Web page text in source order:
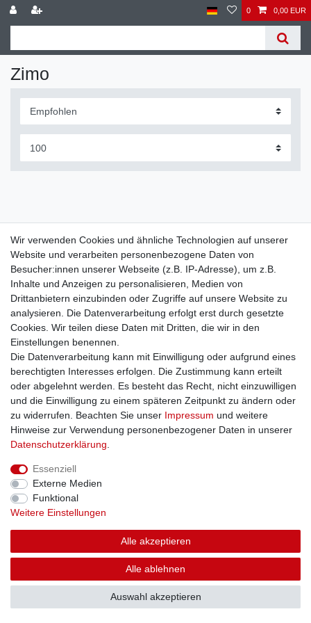
0 0,00 EUR
Zimo
Widerrufs­recht Widerrufs­formular Impressum
Daten­schutz­erklärung AGB
Wir verwenden Cookies und ähnliche Technologien auf unserer
Website und verarbeiten personenbezogene Daten von
Besucher:innen unserer Webseite (z.B. IP-Adresse), um z.B.
Inhalte und Anzeigen zu personalisieren, Medien von
Drittanbietern einzubinden oder Zugriffe auf unsere Website zu
analysieren. Die Datenverarbeitung erfolgt erst durch gesetzte
Cookies. Wir teilen diese Daten mit Dritten, die wir in den
Einstellungen benennen.
Die Datenverarbeitung kann mit Einwilligung oder aufgrund eines
berechtigten Interesses erfolgen. Die Zustimmung kann erteilt
oder abgelehnt werden. Es besteht das Recht, nicht einzuwilligen
und die Einwilligung zu einem späteren Zeitpunkt zu ändern oder
zu widerrufen. Beachten Sie unser Impressum und weitere
Hinweise zur Verwendung personenbezogener Daten in unserer
Daten­schutz­erklärung
Essenziell
Externe Medien
Funktional
Weitere Einstellungen
Alle akzeptieren
Alle ablehnen
Auswahl akzeptieren